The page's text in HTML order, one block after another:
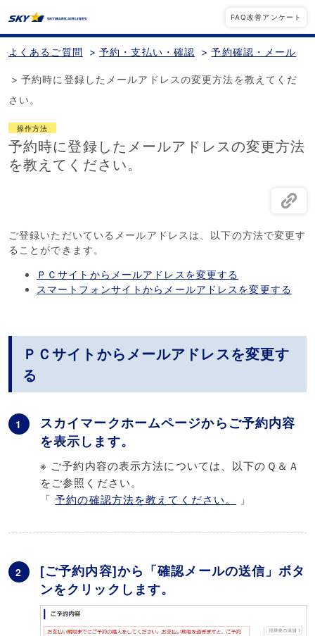
FAQ改善アンケート
よくあるご質問 > 予約・支払い・確認 > 予約確認・メール
> 予約時に登録したメールアドレスの変更方法を教えてくだ
さい。
操作方法
予約時に登録したメールアドレスの変更方法
を教えてください。
ご登録いただいているメールアドレスは、以下の方法で変更す
ることができます。
ＰＣサイトからメールアドレスを変更する
スマートフォンサイトからメールアドレスを変更する
ＰＣサイトからメールアドレスを変更す
る
1
スカイマークホームページからご予約内容
を表示します。
※ ご予約内容の表示方法については、以下のＱ＆Ａ
をご参照ください。
「予約の確認方法を教えてください。 」
2
[ご予約内容]から「確認メールの送信」ボタ
ンをクリックします。